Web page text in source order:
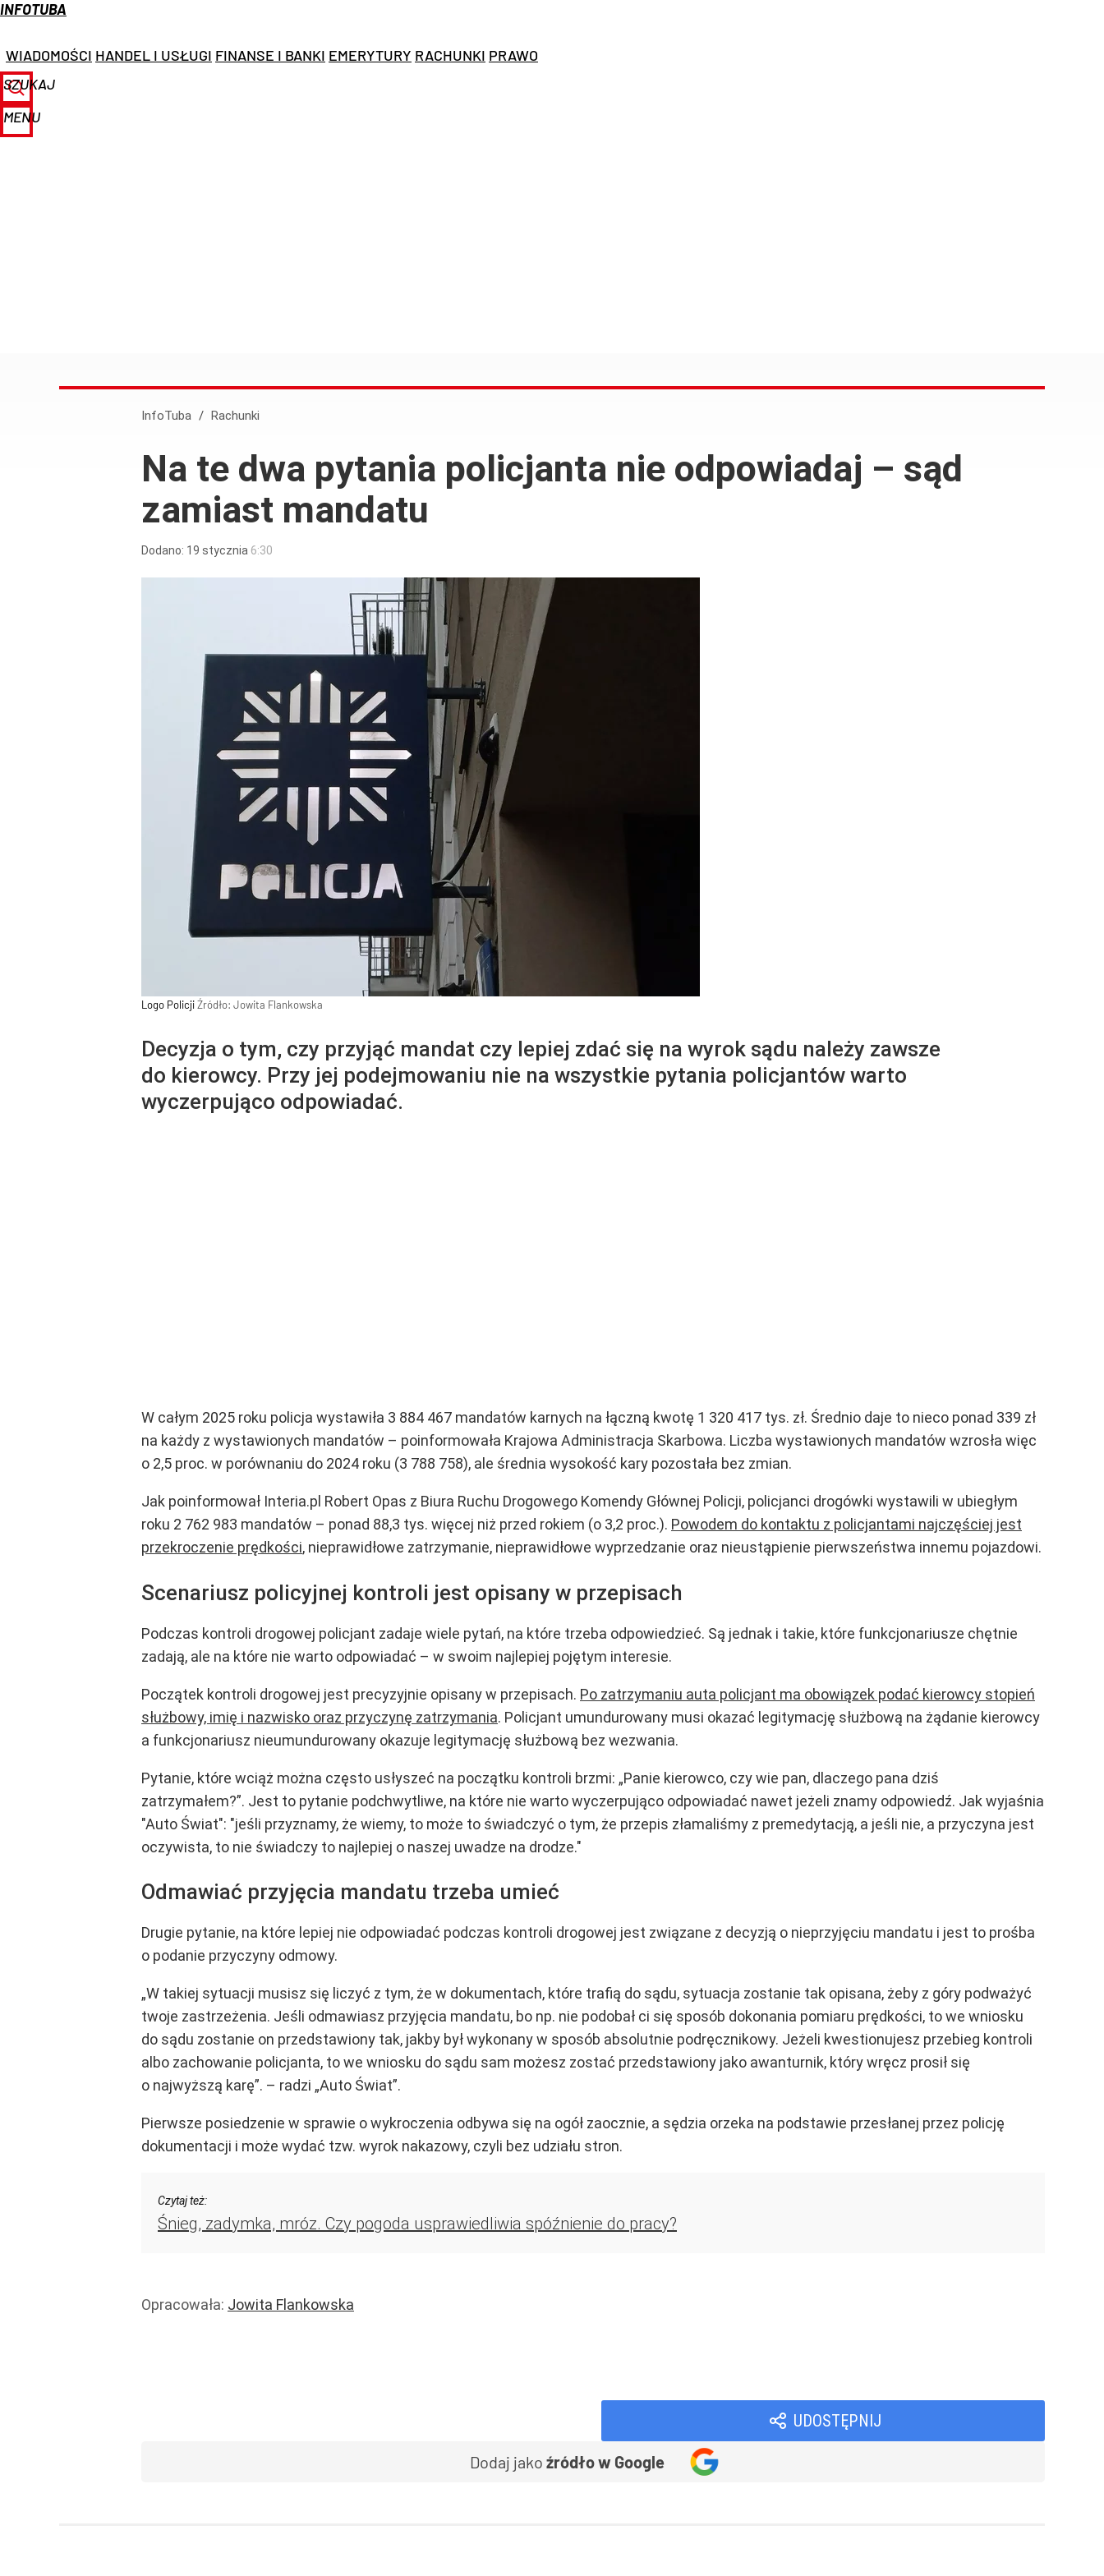
INFOTUBA
WIADOMOŚCI HANDEL I USŁUGI FINANSE I BANKI EMERYTURY RACHUNKI PRAWO
SZUKAJ
MENU
InfoTuba / Rachunki
Na te dwa pytania policjanta nie odpowiadaj – sąd
zamiast mandatu
Dodano: 19 stycznia 6:30
Logo PolicjiŹródło: Jowita Flankowska
Decyzja o tym, czy przyjąć mandat czy lepiej zdać się na wyrok sądu należy zawsze
do kierowcy. Przy jej podejmowaniu nie na wszystkie pytania policjantów warto
wyczerpująco odpowiadać.
W całym 2025 roku policja wystawiła 3 884 467 mandatów karnych na łączną kwotę 1 320 417 tys. zł. Średnio daje to nieco ponad 339 zł
na każdy z wystawionych mandatów – poinformowała Krajowa Administracja Skarbowa. Liczba wystawionych mandatów wzrosła więc
o 2,5 proc. w porównaniu do 2024 roku (3 788 758), ale średnia wysokość kary pozostała bez zmian.
Jak poinformował Interia.pl Robert Opas z Biura Ruchu Drogowego Komendy Głównej Policji, policjanci drogówki wystawili w ubiegłym
roku 2 762 983 mandatów – ponad 88,3 tys. więcej niż przed rokiem (o 3,2 proc.). Powodem do kontaktu z policjantami najczęściej jest
przekroczenie prędkości, nieprawidłowe zatrzymanie, nieprawidłowe wyprzedzanie oraz nieustąpienie pierwszeństwa innemu pojazdowi.
Scenariusz policyjnej kontroli jest opisany w przepisach
Podczas kontroli drogowej policjant zadaje wiele pytań, na które trzeba odpowiedzieć. Są jednak i takie, które funkcjonariusze chętnie
zadają, ale na które nie warto odpowiadać – w swoim najlepiej pojętym interesie.
Początek kontroli drogowej jest precyzyjnie opisany w przepisach. Po zatrzymaniu auta policjant ma obowiązek podać kierowcy stopień
służbowy, imię i nazwisko oraz przyczynę zatrzymania. Policjant umundurowany musi okazać legitymację służbową na żądanie kierowcy
a funkcjonariusz nieumundurowany okazuje legitymację służbową bez wezwania.
Pytanie, które wciąż można często usłyszeć na początku kontroli brzmi: „Panie kierowco, czy wie pan, dlaczego pana dziś
zatrzymałem?”. Jest to pytanie podchwytliwe, na które nie warto wyczerpująco odpowiadać nawet jeżeli znamy odpowiedź. Jak wyjaśnia
"Auto Świat": "jeśli przyznamy, że wiemy, to może to świadczyć o tym, że przepis złamaliśmy z premedytacją, a jeśli nie, a przyczyna jest
oczywista, to nie świadczy to najlepiej o naszej uwadze na drodze."
Odmawiać przyjęcia mandatu trzeba umieć
Drugie pytanie, na które lepiej nie odpowiadać podczas kontroli drogowej jest związane z decyzją o nieprzyjęciu mandatu i jest to prośba
o podanie przyczyny odmowy.
„W takiej sytuacji musisz się liczyć z tym, że w dokumentach, które trafią do sądu, sytuacja zostanie tak opisana, żeby z góry podważyć
twoje zastrzeżenia. Jeśli odmawiasz przyjęcia mandatu, bo np. nie podobał ci się sposób dokonania pomiaru prędkości, to we wniosku
do sądu zostanie on przedstawiony tak, jakby był wykonany w sposób absolutnie podręcznikowy. Jeżeli kwestionujesz przebieg kontroli
albo zachowanie policjanta, to we wniosku do sądu sam możesz zostać przedstawiony jako awanturnik, który wręcz prosił się
o najwyższą karę”. – radzi „Auto Świat”.
Pierwsze posiedzenie w sprawie o wykroczenia odbywa się na ogół zaocznie, a sędzia orzeka na podstawie przesłanej przez policję
dokumentacji i może wydać tzw. wyrok nakazowy, czyli bez udziału stron.
Czytaj też:
Śnieg, zadymka, mróz. Czy pogoda usprawiedliwia spóźnienie do pracy?
Opracowała: Jowita Flankowska
UDOSTĘPNIJ
Dodaj jako źródło w Google